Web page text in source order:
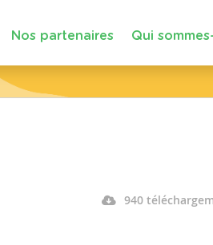
Nos partenaires Qui
940